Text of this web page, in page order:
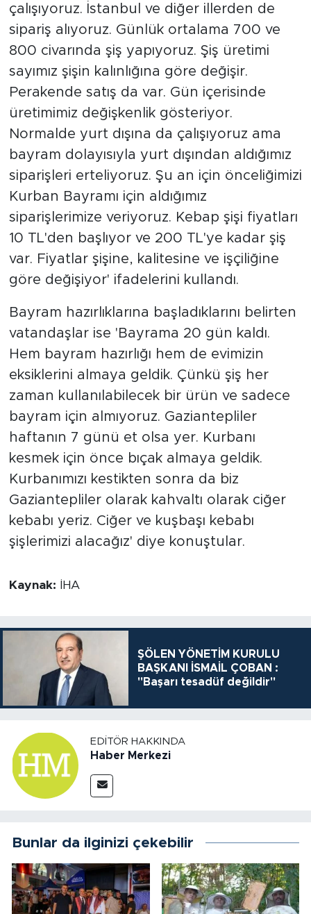
çalışıyoruz. İstanbul ve diğer illerden de
sipariş alıyoruz. Günlük ortalama 700 ve
800 civarında şiş yapıyoruz. Şiş üretimi
sayımız şişin kalınlığına göre değişir.
Perakende satış da var. Gün içerisinde
üretimimiz değişkenlik gösteriyor.
Normalde yurt dışına da çalışıyoruz ama
bayram dolayısıyla yurt dışından aldığımız
siparişleri erteliyoruz. Şu an için önceliğimizi
Kurban Bayramı için aldığımız
siparişlerimize veriyoruz. Kebap şişi fiyatları
10 TL'den başlıyor ve 200 TL'ye kadar şiş
var. Fiyatlar şişine, kalitesine ve işçiliğine
göre değişiyor' ifadelerini kullandı.
Bayram hazırlıklarına başladıklarını belirten
vatandaşlar ise 'Bayrama 20 gün kaldı.
Hem bayram hazırlığı hem de evimizin
eksiklerini almaya geldik. Çünkü şiş her
zaman kullanılabilecek bir ürün ve sadece
bayram için almıyoruz. Gaziantepliler
haftanın 7 günü et olsa yer. Kurbanı
kesmek için önce bıçak almaya geldik.
Kurbanımızı kestikten sonra da biz
Gaziantepliler olarak kahvaltı olarak ciğer
kebabı yeriz. Ciğer ve kuşbaşı kebabı
şişlerimizi alacağız' diye konuştular.
Kaynak: İHA
ŞÖLEN YÖNETİM KURULU
BAŞKANI İSMAİL ÇOBAN :
"Başarı tesadüf değildir"
EDITÖR HAKKINDA
Haber Merkezi
Bunlar da ilginizi çekebilir